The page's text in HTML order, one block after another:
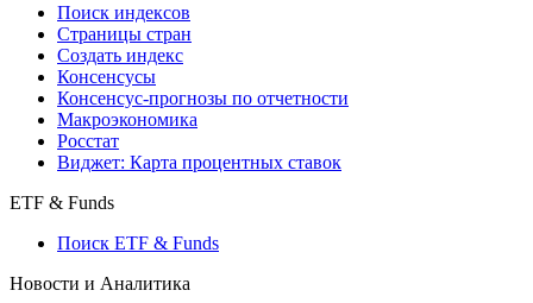
Поиск индексов
Страницы стран
Создать индекс
Консенсусы
Консенсус-прогнозы по отчетности
Макроэкономика
Росстат
Виджет: Карта процентных ставок
ETF & Funds
Поиск ETF & Funds
Новости и Аналитика